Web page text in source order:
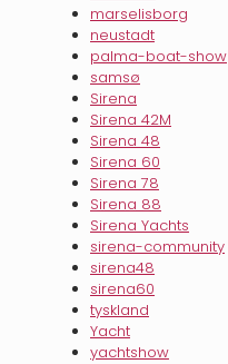
marselisborg
neustadt
palma-boat-show
samsø
Sirena
Sirena 42M
Sirena 48
Sirena 60
Sirena 78
Sirena 88
Sirena Yachts
sirena-community
sirena48
sirena60
tyskland
Yacht
yachtshow